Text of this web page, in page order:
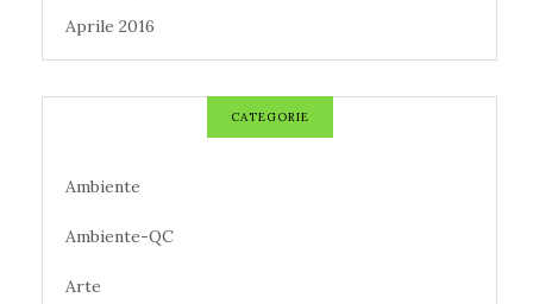
Aprile 2016
CATEGORIE
Ambiente
Ambiente-QC
Arte